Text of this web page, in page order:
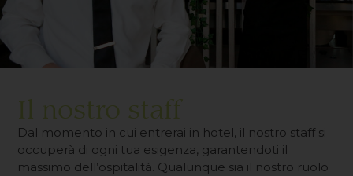
Il nostro staff
Dal momento in cui entrerai in hotel, il nostro staff si
occuperà di ogni tua esigenza, garantendoti il
massimo dell’ospitalità. Qualunque sia il nostro ruolo